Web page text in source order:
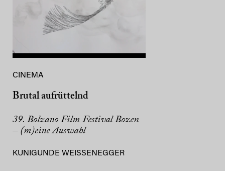
CINEMA
Brutal aufrüttelnd
39. Bolzano Film Festival Bozen
– (m)eine Auswahl
KUNIGUNDE WEISSENEGGER